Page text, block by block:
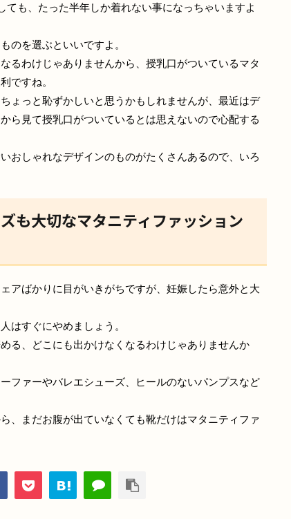
も、たった半年しか着れない事になっちゃいますよ
のを選ぶといいですよ。
るわけじゃありませんから、授乳口がついているマタ
ですね。
ょっと恥ずかしいと思うかもしれませんが、最近はデ
ら見て授乳口がついているとは思えないので心配する
おしゃれなデザインのものがたくさんあるので、いろ
も大切なマタニティファッション
アばかりに目がいきがちですが、妊娠したら意外と大
はすぐにやめましょう。
る、どこにも出かけなくなるわけじゃありませんか
ファーやバレエシューズ、ヒールのないパンプスなど
、まだお腹が出ていなくても靴だけはマタニティファ